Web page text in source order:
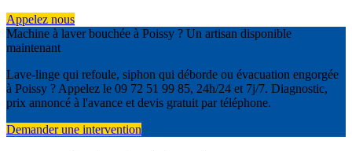
Appelez nous
Machine à laver bouchée à Poissy ? Un artisan disponible
maintenant
Lave-linge qui refoule, siphon qui déborde ou évacuation engorgée
à Poissy ? Appelez le 09 72 51 99 85, 24h/24 et 7j/7. Diagnostic,
prix annoncé à l'avance et devis gratuit par téléphone.
Demander une intervention